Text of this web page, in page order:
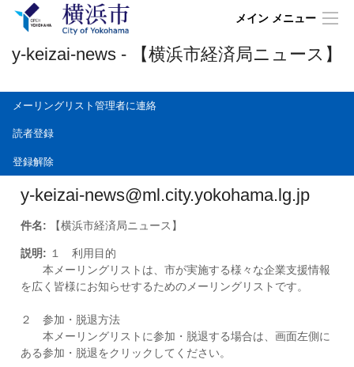
メイン メニュー
y-keizai-news - 【横浜市経済局ニュース】
メーリングリスト管理者に連絡
読者登録
登録解除
y-keizai-news@ml.city.yokohama.lg.jp
件名: 【横浜市経済局ニュース】
説明: １ 利用目的
本メーリングリストは、市が実施する様々な企業支援情報
を広く皆様にお知らせするためのメーリングリストです。
２ 参加・脱退方法
本メーリングリストに参加・脱退する場合は、画面左側に
ある参加・脱退をクリックしてください。